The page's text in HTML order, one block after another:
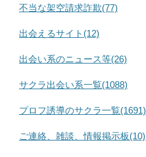
不当な架空請求詐欺(77)
出会えるサイト(12)
出会い系のニュース等(26)
サクラ出会い系一覧(1088)
プロフ誘導のサクラ一覧(1691)
ご連絡、雑談、情報掲示板(10)